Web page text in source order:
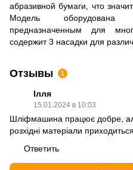
абразивной бумаги, что
Модель оборудована
предназначенным для
содержит 3 насадки для
Отзывы 1
Ілля
15.01.2024 в 10:03
Шліфмашина працює добре,
розхідні матеріали
Ответить